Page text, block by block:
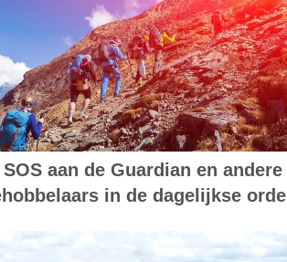
SOS aan de Guardian en andere
in de dagelijkse orde